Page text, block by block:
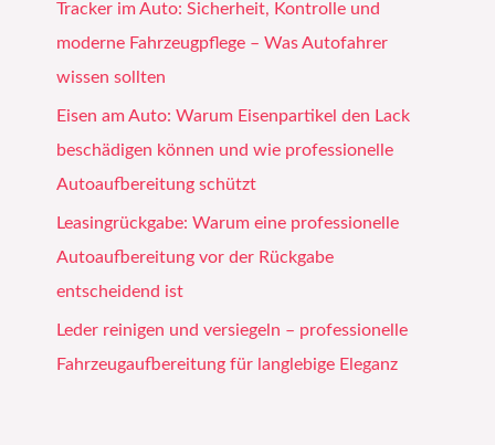
Tracker im Auto: Sicherheit, Kontrolle und
moderne Fahrzeugpflege – Was Autofahrer
wissen sollten
Eisen am Auto: Warum Eisenpartikel den Lack
beschädigen können und wie professionelle
Autoaufbereitung schützt
Leasingrückgabe: Warum eine professionelle
Autoaufbereitung vor der Rückgabe
entscheidend ist
Leder reinigen und versiegeln – professionelle
Fahrzeugaufbereitung für langlebige Eleganz